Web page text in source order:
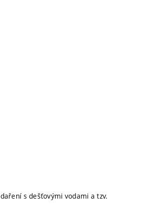
s dešťovými vodami a tzv.